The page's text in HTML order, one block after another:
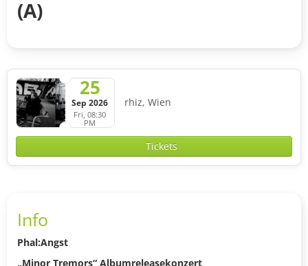
(A)
25
Sep 2026
Fri, 08:30
PM
rhiz, Wien
Tickets
Info
Phal:Angst
„Minor Tremors“ Albumreleasekonzert